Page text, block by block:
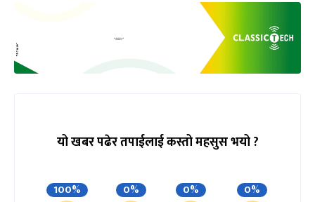
यो खबर पढेर तपाईलाई कस्तो महसुस भयो ?
100% 0% 0% 0%